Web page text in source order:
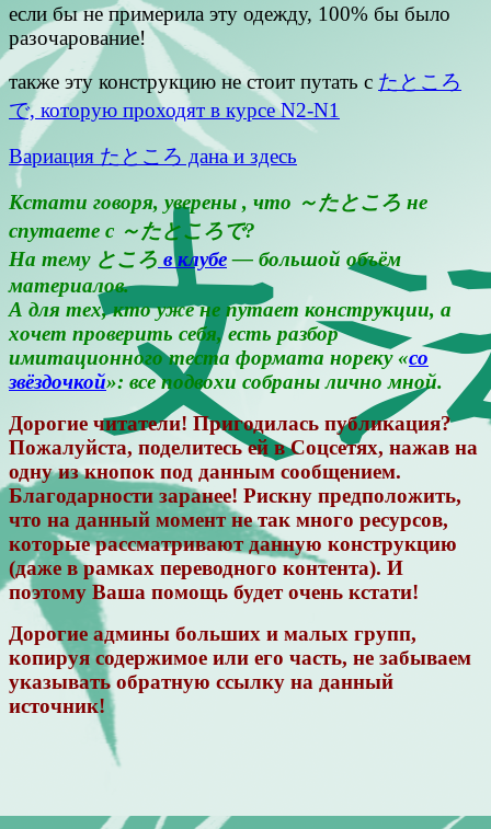
если бы не примерила эту одежду, 100% бы было
разочарование!
также эту конструкцию не стоит путать с たところ
で, которую проходят в курсе N2-N1
Вариация たところ дана и здесь
Кстати говоря, уверены , что ～たところ не
спутаете с ～たところで?
На тему ところ в клубе— большой объём
материалов.
А для тех, кто уже не путает конструкции, а
хочет проверить себя, есть разбор
имитационного теста формата нореку «со
звёздочкой»: все подвохи собраны лично мной.
Дорогие читатели! Пригодилась публикация?
Пожалуйста, поделитесь ей в Соцсетях, нажав на
одну из кнопок под данным сообщением.
Благодарности заранее! Рискну предположить,
что на данный момент не так много ресурсов,
которые рассматривают данную конструкцию
(даже в рамках переводного контента). И
поэтому Ваша помощь будет очень кстати!
Дорогие админы больших и малых групп,
копируя содержимое или его часть, не забываем
указывать обратную ссылку на данный
источник!